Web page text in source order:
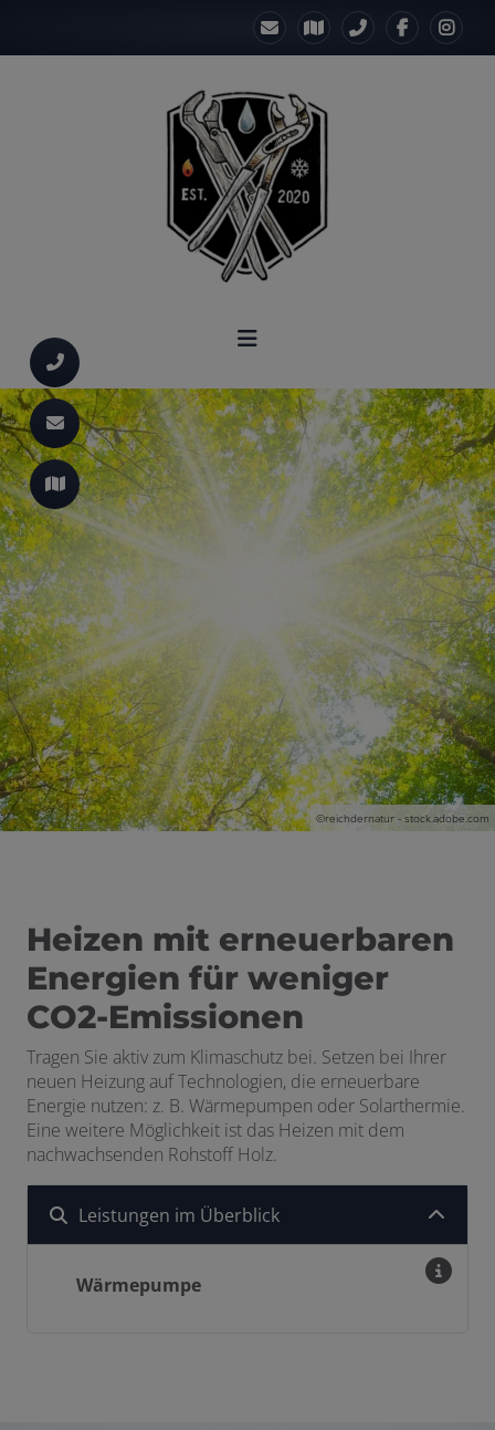
©reichdernatur - stock.adobe.com
Heizen mit erneuerbaren
Energien für weniger
CO2-Emissionen
Tragen Sie aktivzum Klimaschutz bei. Setzen bei Ihrer
neuen Heizung aufTechnologien, die erneuerbare
Energie nutzen: z. B. Wärmepumpen oder Solarthermie.
Eine weitere Möglichkeit ist das Heizen mit dem
nachwachsenden Rohstoff Holz.
Leistungen im Überblick
Wärmepumpe
schließen
schließen
und schließen